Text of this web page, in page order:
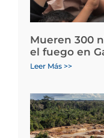
Mueren 300
el fuego en
Leer Más >>